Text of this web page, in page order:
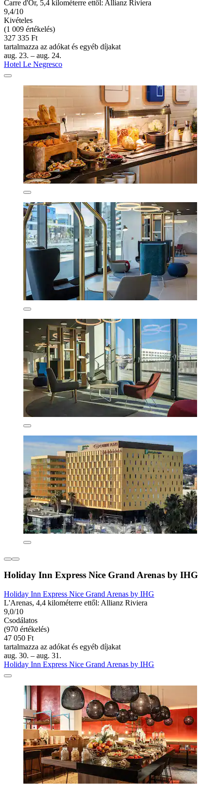
Carre d'Or, 5,4 kilométerre ettől: Allianz Riviera
9,4/10
Kivételes
(1 009 értékelés)
327 335 Ft
tartalmazza az adókat és egyéb díjakat
aug. 23. – aug. 24.
Hotel Le Negresco
Holiday Inn Express Nice Grand Arenas by IHG
Holiday Inn Express Nice Grand Arenas by IHG
L'Arenas, 4,4 kilométerre ettől: Allianz Riviera
9,0/10
Csodálatos
(970 értékelés)
47 050 Ft
tartalmazza az adókat és egyéb díjakat
aug. 30. – aug. 31.
Holiday Inn Express Nice Grand Arenas by IHG